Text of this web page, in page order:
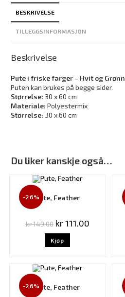
BESKRIVELSE
TILLEGGSINFORMASJON
Beskrivelse
Pute i friske farger – Hvit og Grønn
Puten kan brukes på begge sider.
Størrelse: 30 x 60 cm
Materiale: Polyestermix
Størrelse: 30 x 60 cm
Du liker kanskje også…
-26%Pute, Feather
kr149.00 kr111.00
Kjøp
-26%Pute, Feather